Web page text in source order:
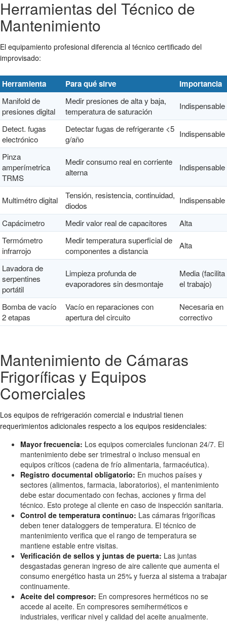
Herramientas del Técnico de
Mantenimiento
El equipamiento profesional diferencia al técnico certificado del
improvisado:
Herramienta Para qué sirve Importancia
Manifold de
presiones digital
Medir presiones de alta y baja,
temperatura de saturación
Indispensable
Detect. fugas
electrónico
Detectar fugas de refrigerante <5
g/año
Indispensable
Pinza
amperímetrica
TRMS
Medir consumo real en corriente
alterna
Indispensable
Multimétro digital
Tensión, resistencia, continuidad,
diodos
Indispensable
Capácimetro Medir valor real de capacitores
Alta
Termómetro
infrarrojo
Medir temperatura superficial de
componentes a distancia
Alta
Lavadora de
serpentines
portátil
Limpieza profunda de
evaporadores sin desmontaje
Media (facilita
el trabajo)
Bomba de vacío
2 etapas
Vacío en reparaciones con
apertura del circuito
Necesaria en
correctivo
Mantenimiento de Cámaras
Frigoríficas y Equipos
Comerciales
Los equipos de refrigeración comercial e industrial tienen
requerimientos adicionales respecto a los equipos residenciales:
Mayor frecuencia: Los equipos comerciales funcionan 24/7. El
mantenimiento debe ser trimestral o incluso mensual en
equipos críticos (cadena de frío alimentaria, farmacéutica).
Registro documental obligatorio: En muchos países y
sectores (alimentos, farmacia, laboratorios), el mantenimiento
debe estar documentado con fechas, acciones y firma del
técnico. Esto protege al cliente en caso de inspección sanitaria.
Control de temperatura continuo: Las cámaras frigoríficas
deben tener dataloggers de temperatura. El técnico de
mantenimiento verifica que el rango de temperatura se
mantiene estable entre visitas.
Verificación de sellos y juntas de puerta: Las juntas
desgastadas generan ingreso de aire caliente que aumenta el
consumo energético hasta un 25% y fuerza al sistema a trabajar
continuamente.
Aceite del compresor: En compresores herméticos no se
accede al aceite. En compresores semiherméticos e
industriales, verificar nivel y calidad del aceite anualmente.